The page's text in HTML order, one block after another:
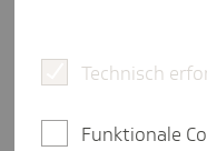
Die Pornografie-
Betroffene immer
Technisch
Funktionale